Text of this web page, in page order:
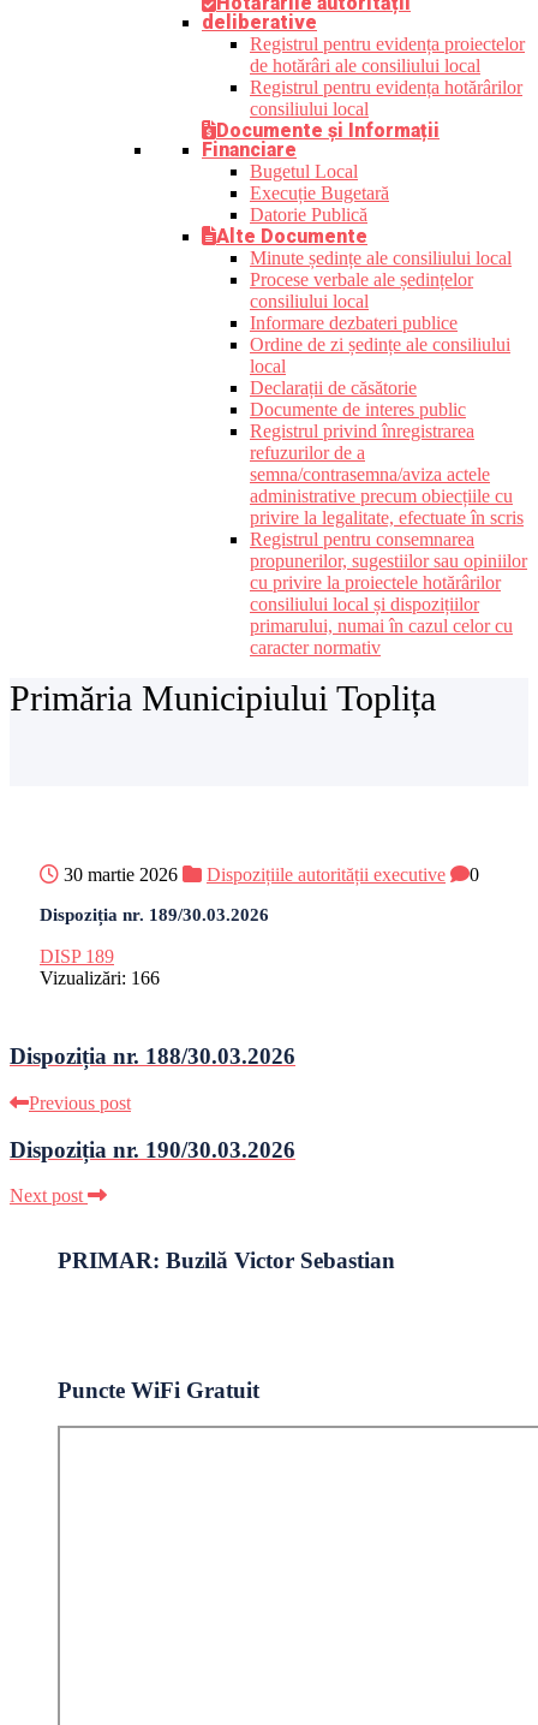
deliberative
Registrul pentru evidența proiectelor
de hotărâri ale consiliului local
Registrul pentru evidența hotărârilor
consiliului local
Documente și Informații
Financiare
Bugetul Local
Execuție Bugetară
Datorie Publică
Alte Documente
Minute ședințe ale consiliului local
Procese verbale ale ședințelor
consiliului local
Informare dezbateri publice
Ordine de zi ședințe ale consiliului
local
Declarații de căsătorie
Documente de interes public
Registrul privind înregistrarea
refuzurilor de a
semna/contrasemna/aviza actele
administrative precum obiecțiile cu
privire la legalitate, efectuate în scris
Registrul pentru consemnarea
propunerilor, sugestiilor sau opiniilor
cu privire la proiectele hotărârilor
consiliului local și dispozițiilor
primarului, numai în cazul celor cu
caracter normativ
Primăria Municipiului Toplița
30 martie 2026 Dispozițiile autorității executive 0
Dispoziția nr. 189/30.03.2026
DISP 189
Vizualizări: 166
Dispoziția nr. 188/30.03.2026
Previous post
Dispoziția nr. 190/30.03.2026
Next post
PRIMAR: Buzilă Victor Sebastian
Puncte WiFi Gratuit